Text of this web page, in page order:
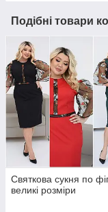
Подібні товари
Святкова сукня по
великі розміри